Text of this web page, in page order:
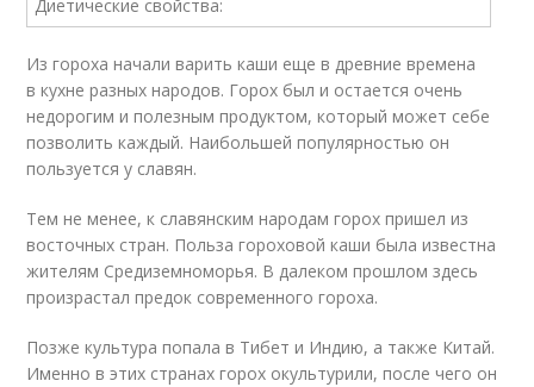
Из гороха начали варить каши еще в древние времена
в кухне разных народов. Горох был и остается очень
недорогим и полезным продуктом, который может себе
позволить каждый. Наибольшей популярностью он
пользуется у славян.
Тем не менее, к славянским народам горох пришел из
восточных стран. Польза гороховой каши была известна
жителям Средиземноморья. В далеком прошлом здесь
произрастал предок современного гороха.
Позже культура попала в Тибет и Индию, а также Китай.
Именно в этих странах горох окультурили, после чего он